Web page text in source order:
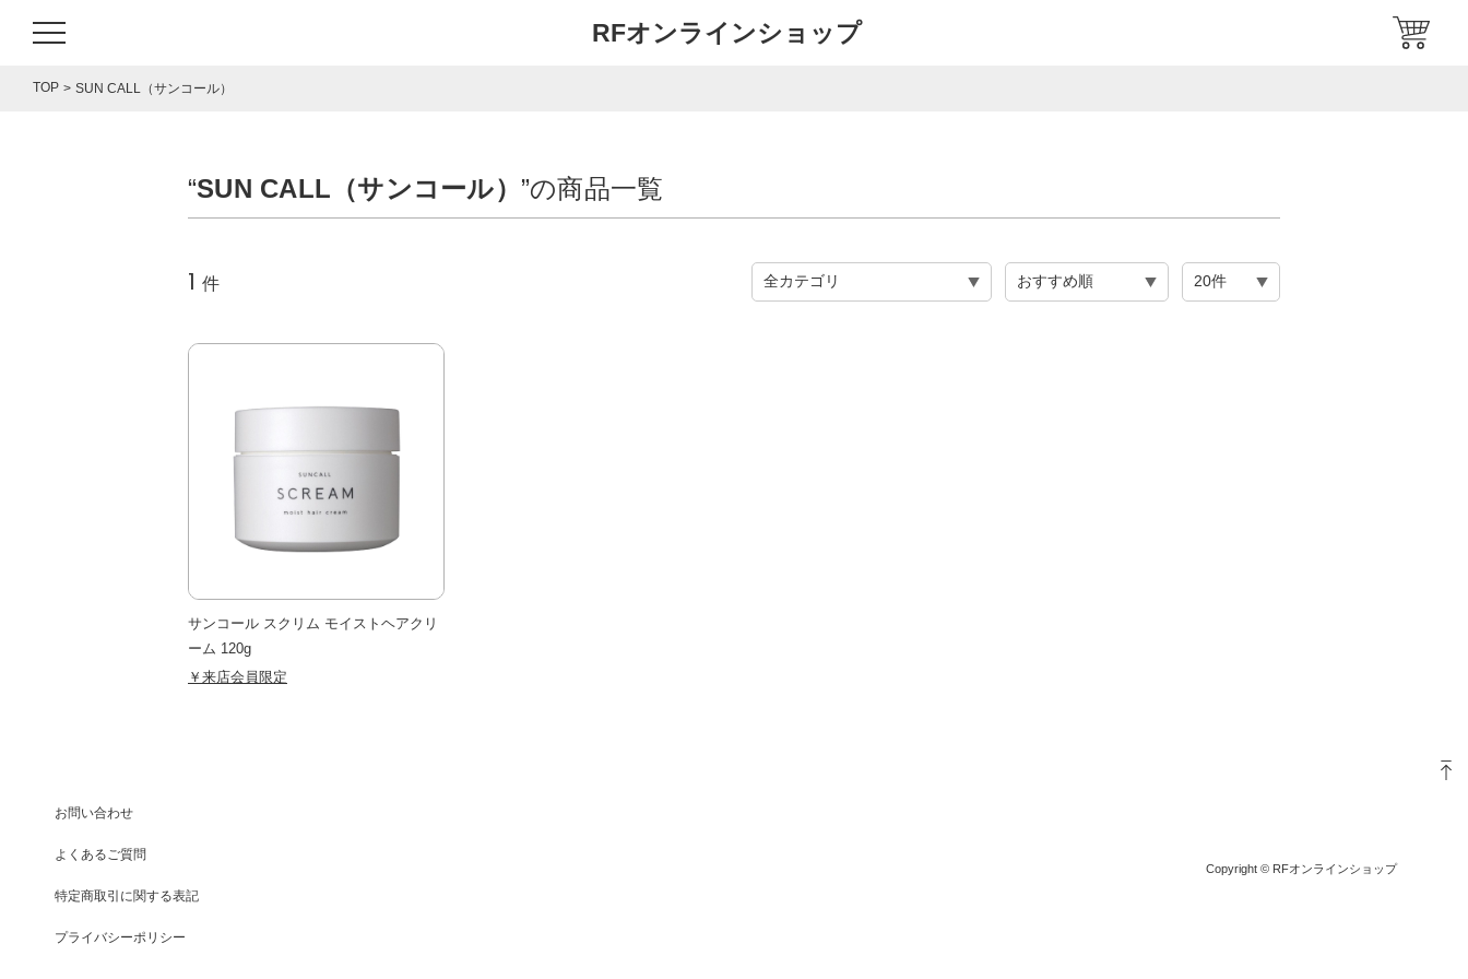
RFオンラインショップ
TOP SUN CALL（サンコール）
“SUN CALL（サンコール） ”の商品一覧
1 件
サンコール スクリム モイストヘアクリ
ーム 120g
￥来店会員限定
お問い合わせ
よくあるご質問
特定商取引に関する表記
プライバシーポリシー
Copyright © RFオンラインショップ